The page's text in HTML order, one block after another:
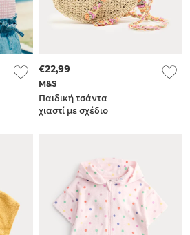
M&S
Παιδική τσάντα
χιαστί με σχέδιο
€22,99